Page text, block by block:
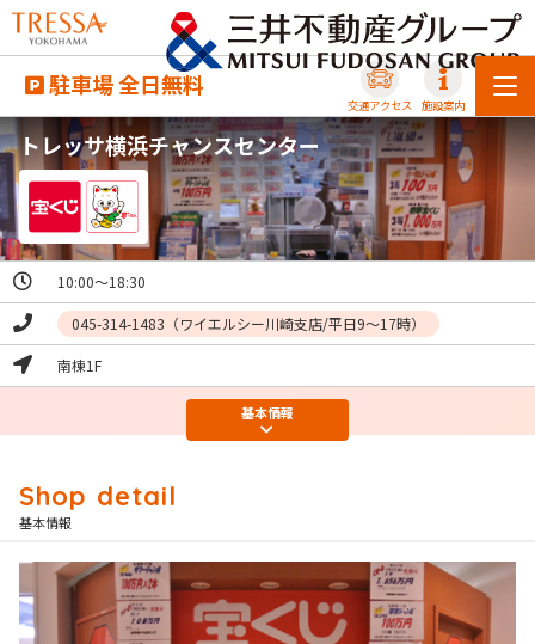
駐車場 全日無料
交通アクセス 施設案内
トレッサ横浜チャンスセンター
10:00～18:30
045-314-1483（ワイエルシー川崎支店/平日9～17時）
南棟1F
基本情報
基本情報